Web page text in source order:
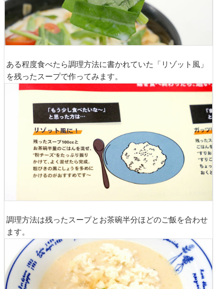
ある程度食べたら調理方法に書かれていた「リゾット風」
を残ったスープで作ってみます。
調理方法は残ったスープとお茶碗半分ほどのご飯を合わせ
ます。